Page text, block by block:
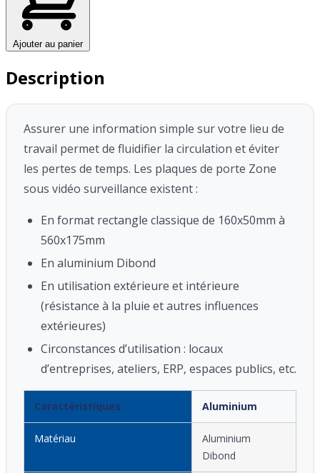
Ajouter au panier
Description
Assurer une information simple sur votre lieu de
travail permet de fluidifier la circulation et éviter
les pertes de temps. Les plaques de porte Zone
sous vidéo surveillance existent :
En format rectangle classique de 160x50mm à
560x175mm
En aluminium Dibond
En utilisation extérieure et intérieure
(résistance à la pluie et autres influences
extérieures)
Circonstances d’utilisation : locaux
d’entreprises, ateliers, ERP, espaces publics, etc.
Caractéristiques Aluminium
Matériau
Aluminium
Dibond